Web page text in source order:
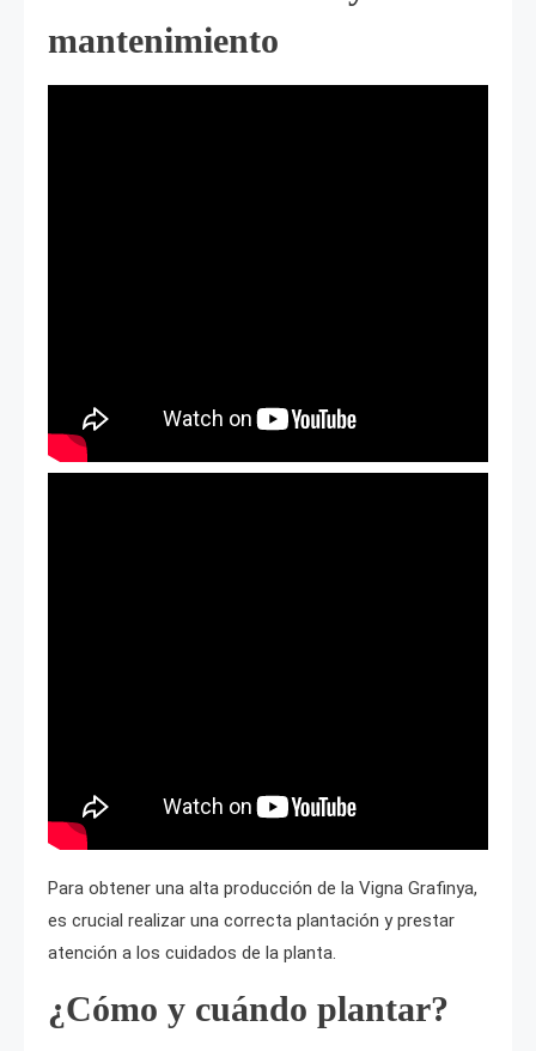
mantenimiento
Para obtener una alta producción de la Vigna Grafinya,
es crucial realizar una correcta plantación y prestar
atención a los cuidados de la planta.
¿Cómo y cuándo plantar?